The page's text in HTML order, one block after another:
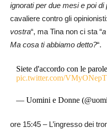
ignorati per due mesi e poi
cavaliere contro gli
vostra“, ma Tina non ci sta “
Ma cosa ti abbiamo detto?“.
Siete d'accordo con le
pic.twitter.com/
— Uomini e Donne
ore 15:45 – L’ingresso dei